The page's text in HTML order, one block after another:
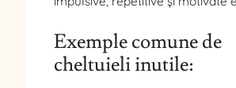
Exemple comune de
cheltuieli inutile: